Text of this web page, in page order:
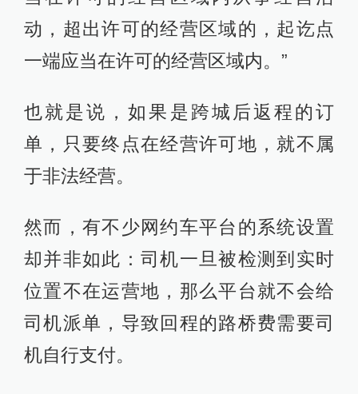
动，超出许可的经营区域的，起讫点
一端应当在许可的经营区域内。”
也就是说，如果是跨城后返程的订
单，只要终点在经营许可地，就不属
于非法经营。
然而，有不少网约车平台的系统设置
却并非如此：司机一旦被检测到实时
位置不在运营地，那么平台就不会给
司机派单，导致回程的路桥费需要司
机自行支付。